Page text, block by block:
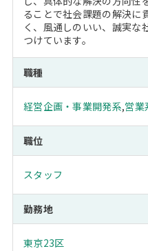
ることで社会課題の解決に
く、風通しのいい、誠実な
つけています。
職種
経営企画・事業開発系,営業
職位
スタッフ
勤務地
東京23区